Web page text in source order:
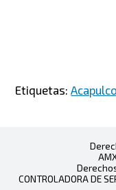
Etiquetas:Acapulco
CONTROLADORA DE